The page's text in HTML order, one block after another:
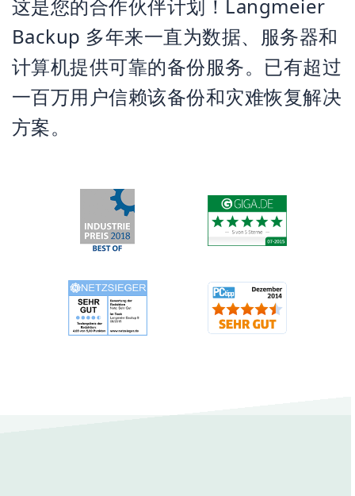
这是您的合作伙伴计划！Langmeier
Backup 多年来一直为数据、服务器和
计算机提供可靠的备份服务。已有超过
一百万用户信赖该备份和灾难恢复解决
方案。